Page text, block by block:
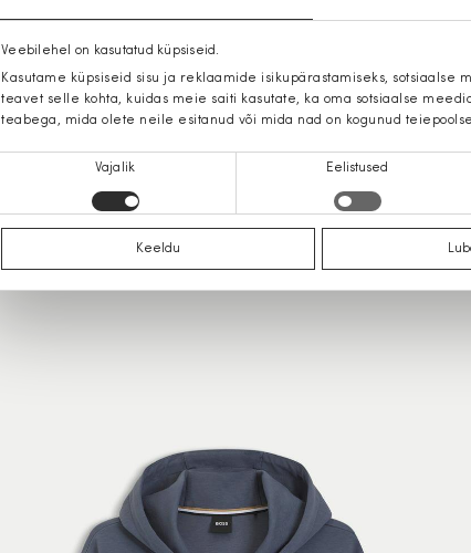
Veebilehel on kasutatud küpsiseid.
Kasutame küpsiseid sisu ja reklaamide isikupärastamiseks,
teavet selle kohta, kuidas meie saiti kasutate, ka oma sotsiaalse
teabega, mida olete neile esitanud või mida nad on kogunud
Vajalik Eelistused
Keeldu